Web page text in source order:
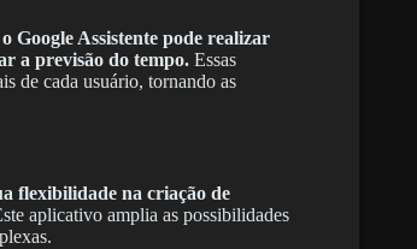
Google Assistente pode realizar
a previsão do tempo. Essas
de cada usuário, tornando as
flexibilidade na criação de
aplicativo amplia as possibilidades